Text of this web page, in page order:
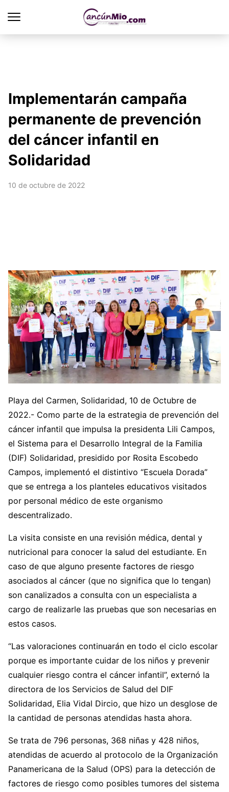
Implementarán campaña
permanente de prevención
del cáncer infantil en
Solidaridad
10 de octubre de 2022
Playa del Carmen, Solidaridad, 10 de Octubre de
2022.- Como parte de la estrategia de prevención del
cáncer infantil que impulsa la presidenta Lili Campos,
el Sistema para el Desarrollo Integral de la Familia
(DIF) Solidaridad, presidido por Rosita Escobedo
Campos, implementó el distintivo “Escuela Dorada”
que se entrega a los planteles educativos visitados
por personal médico de este organismo
descentralizado.
La visita consiste en una revisión médica, dental y
nutricional para conocer la salud del estudiante. En
caso de que alguno presente factores de riesgo
asociados al cáncer (que no significa que lo tengan)
son canalizados a consulta con un especialista a
cargo de realizarle las pruebas que son necesarias en
estos casos.
“Las valoraciones continuarán en todo el ciclo escolar
porque es importante cuidar de los niños y prevenir
cualquier riesgo contra el cáncer infantil”, externó la
directora de los Servicios de Salud del DIF
Solidaridad, Elia Vidal Dircio, que hizo un desglose de
la cantidad de personas atendidas hasta ahora.
Se trata de 796 personas, 368 niñas y 428 niños,
atendidas de acuerdo al protocolo de la Organización
Panamericana de la Salud (OPS) para la detección de
factores de riesgo como posibles tumores del sistema